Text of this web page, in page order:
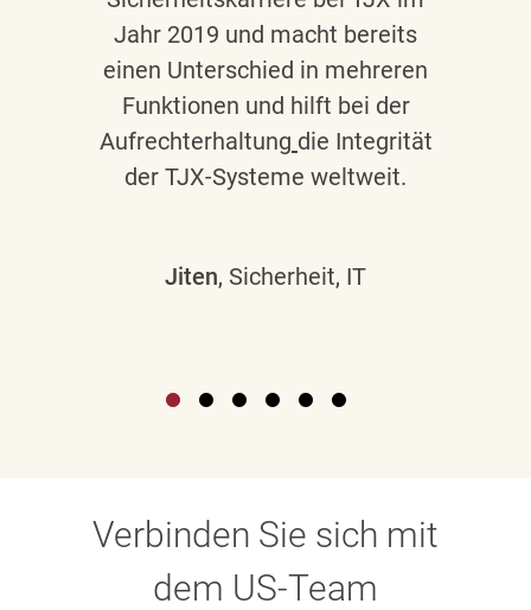
Jahr 2019 und macht bereits
einen Unterschied in mehreren
Funktionen und hilft bei der
Aufrechterhaltung die Integrität
der TJX-Systeme weltweit.
Jiten, Sicherheit, IT
Verbinden Sie sich mit
dem US-Team